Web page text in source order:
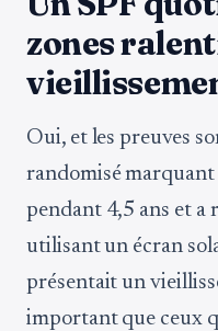
zones
Oui, et les preuves
randomisé
pendant 4,5 ans et a
utilisant un écran
présentait un
important que ceux